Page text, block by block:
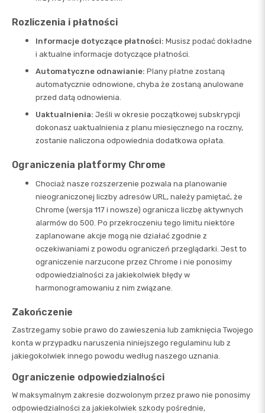
Rozliczenia i płatności
Informacje dotyczące płatności: Musisz podać dokładne
i aktualne informacje dotyczące płatności.
Automatyczne odnawianie: Plany płatne zostaną
automatycznie odnowione, chyba że zostaną anulowane
przed datą odnowienia.
Uaktualnienia: Jeśli w okresie początkowej subskrypcji
dokonasz uaktualnienia z planu miesięcznego na roczny,
zostanie naliczona odpowiednia dodatkowa opłata.
Ograniczenia platformy Chrome
Chociaż nasze rozszerzenie pozwala na planowanie
nieograniczonej liczby adresów URL, należy pamiętać, że
Chrome (wersja 117 i nowsze) ogranicza liczbę aktywnych
alarmów do 500. Po przekroczeniu tego limitu niektóre
zaplanowane akcje mogą nie działać zgodnie z
oczekiwaniami z powodu ograniczeń przeglądarki. Jest to
ograniczenie narzucone przez Chrome i nie ponosimy
odpowiedzialności za jakiekolwiek błędy w
harmonogramowaniu z nim związane.
Zakończenie
Zastrzegamy sobie prawo do zawieszenia lub zamknięcia Twojego
konta w przypadku naruszenia niniejszego regulaminu lub z
jakiegokolwiek innego powodu według naszego uznania.
Ograniczenie odpowiedzialności
W maksymalnym zakresie dozwolonym przez prawo nie ponosimy
odpowiedzialności za jakiekolwiek szkody pośrednie,